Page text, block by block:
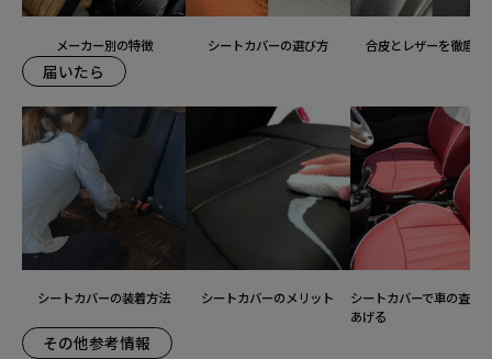
メーカー別の特徴 シートカバーの選び方 合皮とレザーを徹底比
届いたら
シートカバーの装着方法 シートカバーのメリット
シートカバーで車の査定
あげる
その他参考情報